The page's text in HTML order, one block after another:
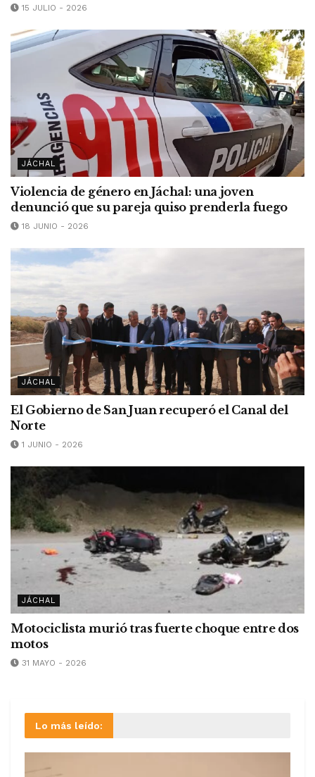
15 JULIO - 2026
JÁCHAL
Violencia de género en Jáchal: una joven
denunció que su pareja quiso prenderla fuego
18 JUNIO - 2026
JÁCHAL
El Gobierno de San Juan recuperó el Canal del
Norte
1 JUNIO - 2026
JÁCHAL
Motociclista murió tras fuerte choque entre dos
motos
31 MAYO - 2026
Lo más leído: